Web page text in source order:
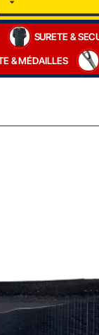
SURETE &
& MÉDAILLES